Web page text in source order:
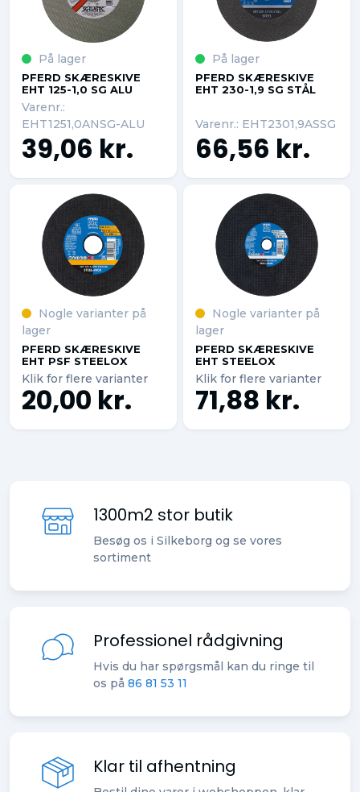
På lager
PFERD SKÆRESKIVE
EHT 125-1,0 SG ALU
Varenr.:
EHT1251,0ANSG-ALU
39,06 kr.
På lager
PFERD SKÆRESKIVE
EHT 230-1,9 SG STÅL
Varenr.: EHT2301,9ASSG
66,56 kr.
Nogle varianter på
lager
PFERD SKÆRESKIVE
EHT PSF STEELOX
Klik for flere varianter
20,00 kr.
Nogle varianter på
lager
PFERD SKÆRESKIVE
EHT STEELOX
Klik for flere varianter
71,88 kr.
1300m2 stor butik
Besøg os i Silkeborg og se vores
sortiment
Professionel rådgivning
Hvis du har spørgsmål kan du ringe til
os på 86 81 53 11
Klar til afhentning